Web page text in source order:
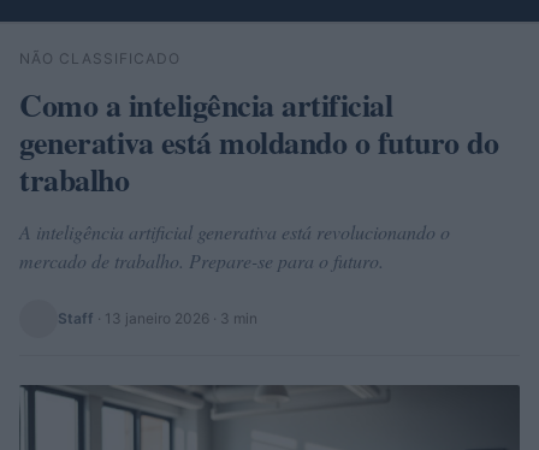
Buscar
NÃO CLASSIFICADO
Como a inteligência artificial
generativa está moldando o futuro do
trabalho
A inteligência artificial generativa está revolucionando o
mercado de trabalho. Prepare-se para o futuro.
Staff · 13 janeiro 2026 · 3 min